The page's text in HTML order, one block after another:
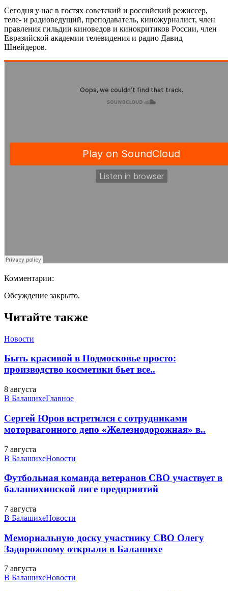
Сегодня у нас в гостях советский и российский режиссер,
теле- и радиоведущий, преподаватель, киножурналист, член
правления гильдии киноведов и кинокритиков России, член
Евразийской академии телевидения и радио Давид
Шнейдеров.
Комментарии:
Обсуждение закрыто.
Читайте также
Новости
Быть красивой в Подмосковье просто:
производство косметики бьет все..
8 августа
В БалашихеГлавное
Сергей Юров встретился с сотрудниками
моторвагонного депо «Железнодорожная» в..
7 августа
В БалашихеНовости
Футбольная команда ветеранов СВО участвует в
балашихинской лиге предприятий
7 августа
В БалашихеНовости
Мемориальную доску участнику СВО Олегу
Задорожному открыли в Балашихе
7 августа
В БалашихеНовости